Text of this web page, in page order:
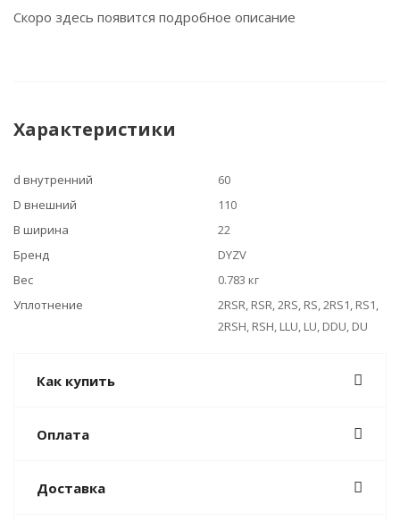
Скоро здесь появится подробное описание
Характеристики
d внутренний
60
D внешний
110
B ширина
22
Бренд
DYZV
Вес
0.783 кг
Уплотнение
2RSR, RSR, 2RS, RS, 2RS1, RS1,
2RSH, RSH, LLU, LU, DDU, DU
Как купить
Оплата
Доставка